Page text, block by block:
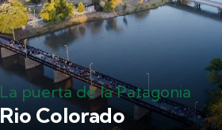
La puerta de la Patagonia
Rio Colorado